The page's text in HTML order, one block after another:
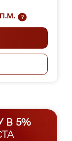
?
В 5%